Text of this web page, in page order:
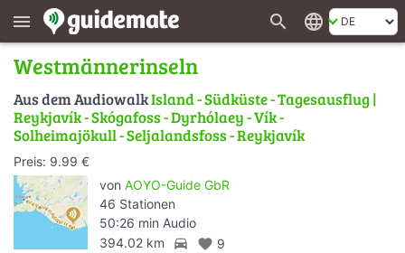
menu search language
Westmännerinseln
Aus dem AudiowalkIsland - Südküste - Tagesausflug |
Reykjavík - Skógafoss - Dyrhólaey - Vík -
Solheimajökull - Seljalandsfoss - Reykjavík
Preis: 9.99 €
von AOYO-Guide GbR
46 Stationen
50:26 min Audio
394.02 km
directions_car favorite 9